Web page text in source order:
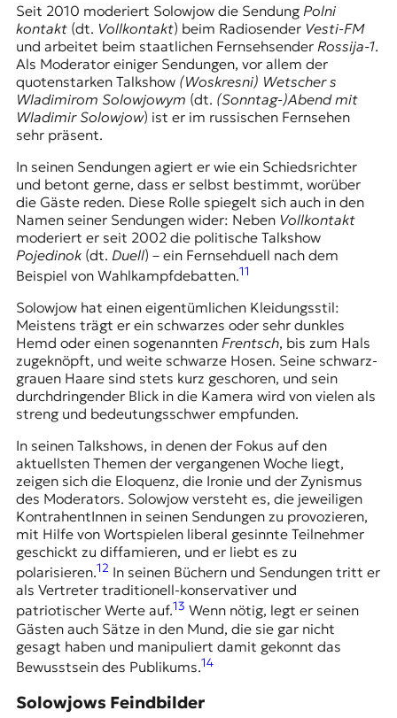
Seit 2010 moderiert Solowjow die Sendung Polni
kontakt(dt. Vollkontakt) beim Radiosender Vesti-FM
und arbeitet beim staatlichen Fernsehsender Rossija-1.
Als Moderator einiger Sendungen, vor allem der
quotenstarken Talkshow (Woskresni) Wetscher s
Wladimirom Solowjowym (dt. (Sonntag-)Abend mit
Wladimir Solowjow) ist er im russischen Fernsehen
sehr präsent.
In seinen Sendungen agiert er wie ein Schiedsrichter
und betont gerne, dass er selbst bestimmt, worüber
die Gäste reden. Diese Rolle spiegelt sich auch in den
Namen seiner Sendungen wider: Neben Vollkontakt
moderiert er seit 2002 die politische Talkshow
Pojedinok (dt. Duell) – ein Fernsehduell nach dem
Beispiel von Wahlkampfdebatten.11
Solowjow hat einen eigentümlichen Kleidungsstil:
Meistens trägt er ein schwarzes oder sehr dunkles
Hemd oder einen sogenannten Frentsch, bis zum Hals
zugeknöpft, und weite schwarze Hosen. Seine schwarz-
grauen Haare sind stets kurz geschoren, und sein
durchdringender Blick in die Kamera wird von vielen als
streng und bedeutungsschwer empfunden.
In seinen Talkshows, in denen der Fokus auf den
aktuellsten Themen der vergangenen Woche liegt,
zeigen sich die Eloquenz, die Ironie und der Zynismus
des Moderators. Solowjow versteht es, die jeweiligen
KontrahentInnen in seinen Sendungen zu provozieren,
mit Hilfe von Wortspielen liberal gesinnte Teilnehmer
geschickt zu diffamieren, und er liebt es zu
polarisieren.12 In seinen Büchern und Sendungen tritt er
als Vertreter traditionell-konservativer und
patriotischer Werte auf.13 Wenn nötig, legt er seinen
Gästen auch Sätze in den Mund, die sie gar nicht
gesagt haben und manipuliert damit gekonnt das
Bewusstsein des Publikums.14
Solowjows Feindbilder